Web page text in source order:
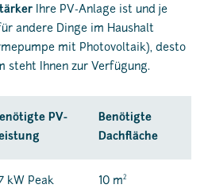
Ihre PV-Anlage ist und je
andere Dinge im Haushalt
mit Photovoltaik), desto
steht Ihnen zur Verfügung.
PV-
Benötigte
Dachfläche
kW Peak 10 m2